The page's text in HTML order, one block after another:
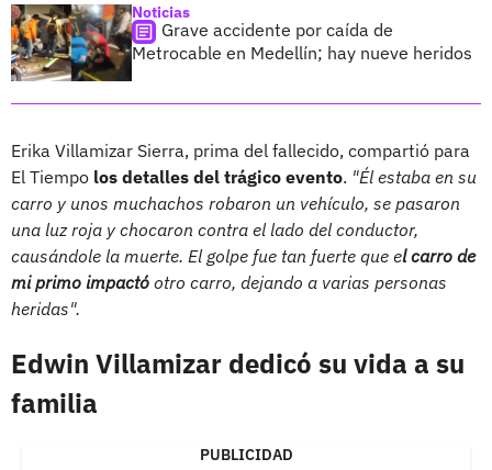
Noticias
Grave accidente por caída de
Metrocable en Medellín; hay nueve heridos
Erika Villamizar Sierra, prima del fallecido, compartió para
El Tiempo los detalles del trágico evento. "Él estaba en su
carro y unos muchachos robaron un vehículo, se pasaron
una luz roja y chocaron contra el lado del conductor,
causándole la muerte. El golpe fue tan fuerte que el carro de
mi primo impactó otro carro, dejando a varias personas
heridas".
Edwin Villamizar dedicó su vida a su
familia
PUBLICIDAD